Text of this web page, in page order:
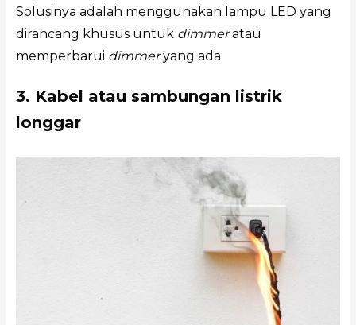
Solusinya adalah menggunakan lampu LED yang
dirancang khusus untuk dimmeratau
memperbarui dimmeryang ada.
3. Kabel atau sambungan listrik
longgar